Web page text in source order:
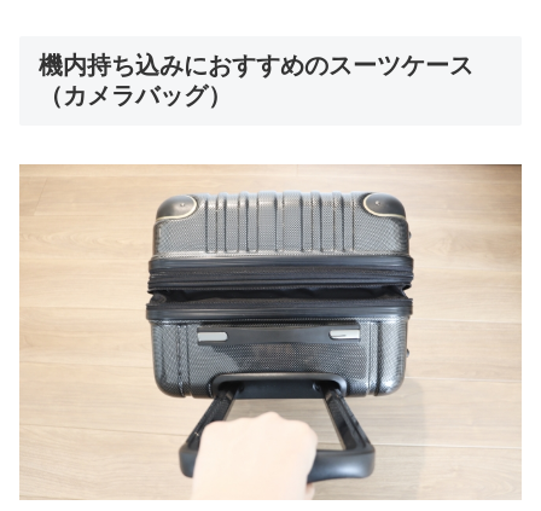
機内持ち込みにおすすめのスーツケース
（カメラバッグ）